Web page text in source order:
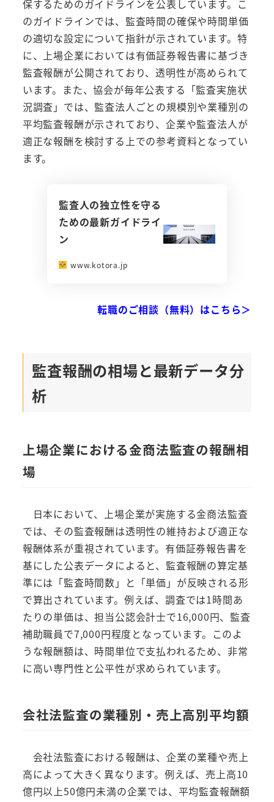
保するためのガイドラインを公表しています。こ
のガイドラインでは、監査時間の確保や時間単価
の適切な設定について指針が示されています。特
に、上場企業においては有価証券報告書に基づき
監査報酬が公開されており、透明性が高められて
います。また、協会が毎年公表する「監査実施状
況調査」では、監査法人ごとの規模別や業種別の
平均監査報酬が示されており、企業や監査法人が
適正な報酬を検討する上での参考資料となってい
ます。
監査人の独立性を守る
ための最新ガイドライ
ン
www.kotora.jp
転職のご相談（無料）はこちら＞
監査報酬の相場と最新データ分
析
上場企業における金商法監査の報酬相
場
日本において、上場企業が実施する金商法監査
では、その監査報酬は透明性の維持および適正な
報酬体系が重視されています。有価証券報告書を
基にした公表データによると、監査報酬の算定基
準には「監査時間数」と「単価」が反映される形
で算出されています。例えば、調査では1時間あ
たりの単価は、担当公認会計士で16,000円、監査
補助職員で7,000円程度となっています。このよ
うな報酬額は、時間単位で支払われるため、非常
に高い専門性と公平性が求められています。
会社法監査の業種別・売上高別平均額
会社法監査における報酬は、企業の業種や売上
高によって大きく異なります。例えば、売上高10
億円以上50億円未満の企業では、平均監査報酬額